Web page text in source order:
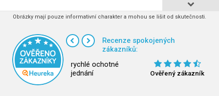
Obrázky mají pouze informativní charakter a mohou se lišit od skutečnosti.
Recenze spokojených
zákazníků:
rychlé ochotné
jednání
Ověřený zákazník